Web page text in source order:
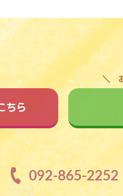
ちら
092-865-2252